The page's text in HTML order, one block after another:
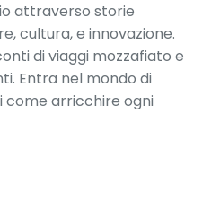
attraverso storie
cultura, e innovazione.
di viaggi mozzafiato e
Entra nel mondo di
come arricchire ogni